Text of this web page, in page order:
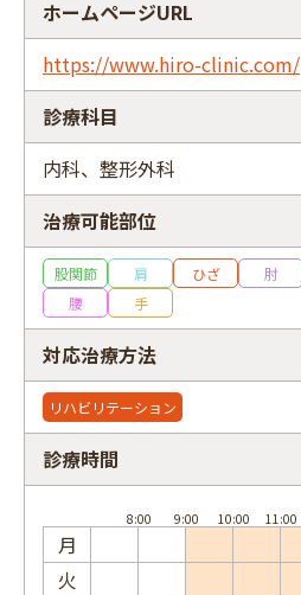
ホームページURL
https://www.hiro-clinic.com/
診療科目
内科、整形外科
治療可能部位
股関節 肩 ひざ 肘
腰
手
対応治療方法
リハビリテーション
診療時間
月
火